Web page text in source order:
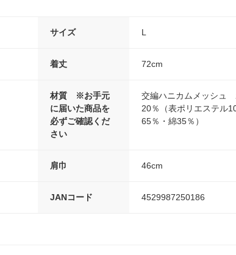
サイズ L
着丈 72cm
材質 ※お手元
に届いた商品を
必ずご確認くだ
さい
交編ハニカムメッシ
20％（表ポリエステル
65％・綿35％）
肩巾 46cm
JANコード 4529987250186